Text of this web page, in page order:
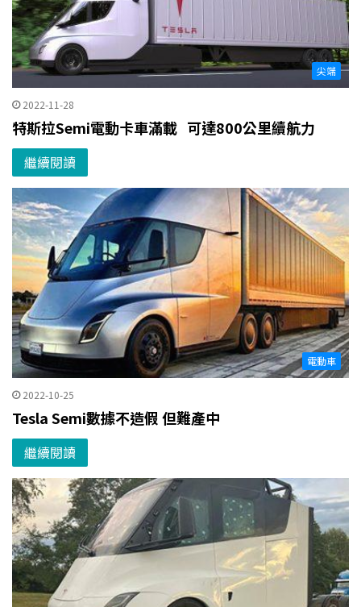
尖端
2022-11-28
特斯拉Semi電動卡車滿載 可達800公里續航力
繼續閱讀
電動車
2022-10-25
Tesla Semi數據不造假 但難產中
繼續閱讀